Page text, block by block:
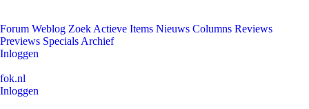
Forum Weblog Zoek Actieve Items Nieuws Columns Reviews
Previews Specials Archief
Inloggen
fok.nl
Inloggen